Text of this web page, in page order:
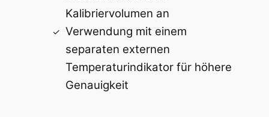
Kalibriervolumen an
Verwendung mit einem
separaten externen
Temperaturindikator für höhere
Genauigkeit